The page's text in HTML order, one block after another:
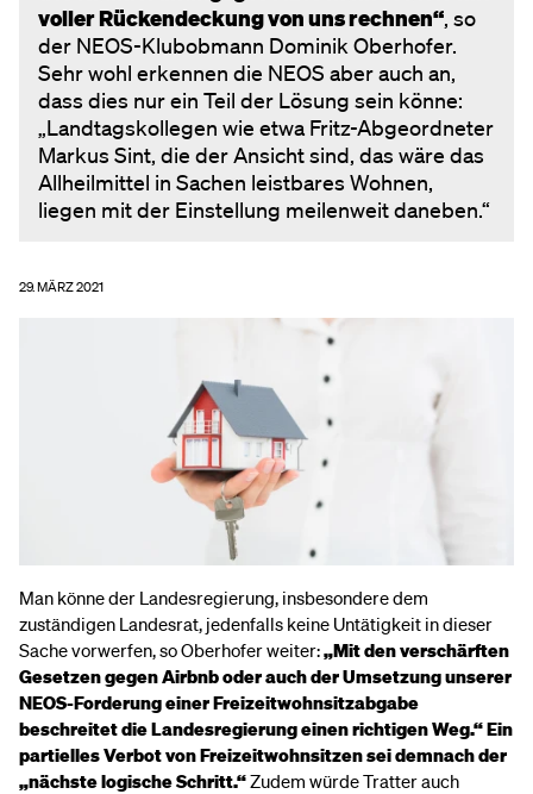
voller Rückendeckung von uns rechnen“, so
der NEOS-Klubobmann Dominik Oberhofer.
Sehr wohl erkennen die NEOS aber auch an,
dass dies nur ein Teil der Lösung sein könne:
„Landtagskollegen wie etwa Fritz-Abgeordneter
Markus Sint, die der Ansicht sind, das wäre das
Allheilmittel in Sachen leistbares Wohnen,
liegen mit der Einstellung meilenweit daneben.“
29. MÄRZ 2021
Man könne der Landesregierung, insbesondere dem
zuständigen Landesrat, jedenfalls keine Untätigkeit in dieser
Sache vorwerfen, so Oberhofer weiter:„Mit den verschärften
Gesetzen gegen Airbnb oder auch der Umsetzung unserer
NEOS-Forderung einer Freizeitwohnsitzabgabe
beschreitet die Landesregierung einen richtigen Weg.“ Ein
partielles Verbot von Freizeitwohnsitzen sei demnach der
„nächste logische Schritt.“Zudem würde Tratter auch